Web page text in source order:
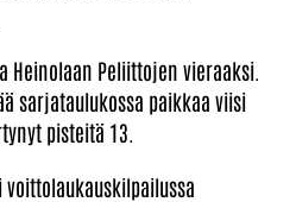
Peliittojen vieraaksi.
sarjataulukossa paikkaa viisi
pisteitä 13.